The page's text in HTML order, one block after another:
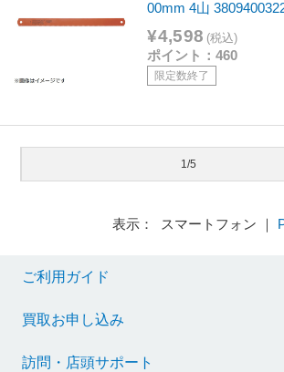
00mm 4山
¥4,598 (税込)
ポイント：460
限定数終了
1/5
表示： スマートフォン ｜
ご利用ガイド
買取お申し込み
訪問・店頭サポート